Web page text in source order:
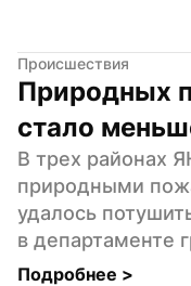
Происшествия
Природных
стало
В трех районах
природными
удалось
в департаменте
Подробнее >